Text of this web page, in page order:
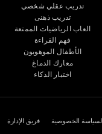
تدريب عقلي شخصي
تدريب ذهنى
العاب الرياضيات الممتعة
فهم القراءة
الأطفال الموهوبون
معارك الدماغ
اختبار الذكاء
الخصوصية فريق الإدارة